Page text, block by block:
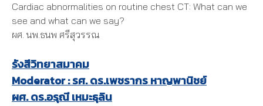
Cardiac abnormalities on routine chest CT: What can we
see and what can we say?
ผศ. นพ.ธนพ ศรีสุวรรณ
รังสีวิทยาสมาคม
Moderator : รศ. ดร.เพชรากร หาญพานิชย์
ผศ. ดร.อรุณี เหมะธุลิน